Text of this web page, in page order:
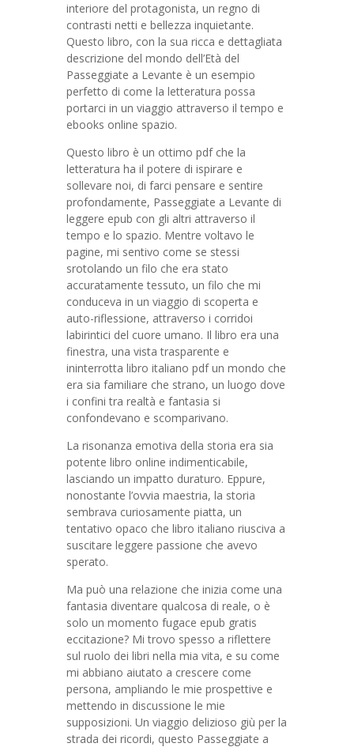
interiore del protagonista, un regno di
contrasti netti e bellezza inquietante.
Questo libro, con la sua ricca e dettagliata
descrizione del mondo dell’Età del
Passeggiate a Levante è un esempio
perfetto di come la letteratura possa
portarci in un viaggio attraverso il tempo e
ebooks online spazio.
Questo libro è un ottimo pdf che la
letteratura ha il potere di ispirare e
sollevare noi, di farci pensare e sentire
profondamente, Passeggiate a Levante di
leggere epub con gli altri attraverso il
tempo e lo spazio. Mentre voltavo le
pagine, mi sentivo come se stessi
srotolando un filo che era stato
accuratamente tessuto, un filo che mi
conduceva in un viaggio di scoperta e
auto-riflessione, attraverso i corridoi
labirintici del cuore umano. Il libro era una
finestra, una vista trasparente e
ininterrotta libro italiano pdf un mondo che
era sia familiare che strano, un luogo dove
i confini tra realtà e fantasia si
confondevano e scomparivano.
La risonanza emotiva della storia era sia
potente libro online indimenticabile,
lasciando un impatto duraturo. Eppure,
nonostante l’ovvia maestria, la storia
sembrava curiosamente piatta, un
tentativo opaco che libro italiano riusciva a
suscitare leggere passione che avevo
sperato.
Ma può una relazione che inizia come una
fantasia diventare qualcosa di reale, o è
solo un momento fugace epub gratis
eccitazione? Mi trovo spesso a riflettere
sul ruolo dei libri nella mia vita, e su come
mi abbiano aiutato a crescere come
persona, ampliando le mie prospettive e
mettendo in discussione le mie
supposizioni. Un viaggio delizioso giù per la
strada dei ricordi, questo Passeggiate a